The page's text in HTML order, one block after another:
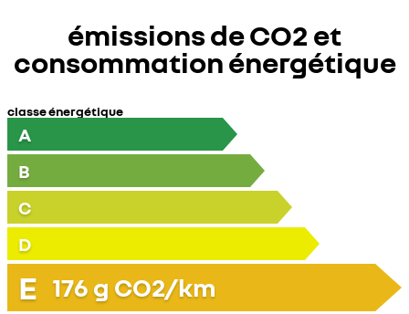
émissions de CO2 et
consommation énergétique
classe énergétique
A
B
C
D
E 176 g CO2/km